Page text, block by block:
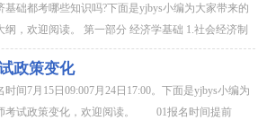
础都考哪些知识吗?下面是yjbys小编为大家带来的
，欢迎阅读。 第一部分 经济学基础 1.社会经济制
经济规律，辨别社会经济制度的变革和...
政策变化
间7月15日09:007月24日17:00。下面是yjbys小编为
师考试政策变化，欢迎阅读。 01报名时间提前